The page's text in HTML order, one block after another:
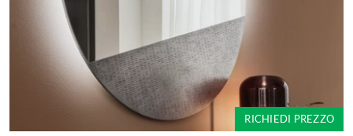
RICHIEDI PREZZO